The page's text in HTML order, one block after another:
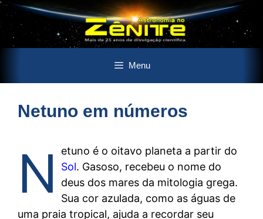
o
conteúdo
Menu
Netuno em números
N
etuno é o oitavo planeta a partir do
Sol. Gasoso, recebeu o nome do
deus dos mares da mitologia grega.
Sua cor azulada, como as águas de
uma praia tropical, ajuda a recordar seu